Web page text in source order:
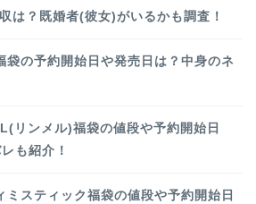
は？既婚者(彼女)がいるかも調査！
袋の予約開始日や発売日は？中身のネ
リンメル)福袋の値段や予約開始日
も紹介！
ミスティック福袋の値段や予約開始日